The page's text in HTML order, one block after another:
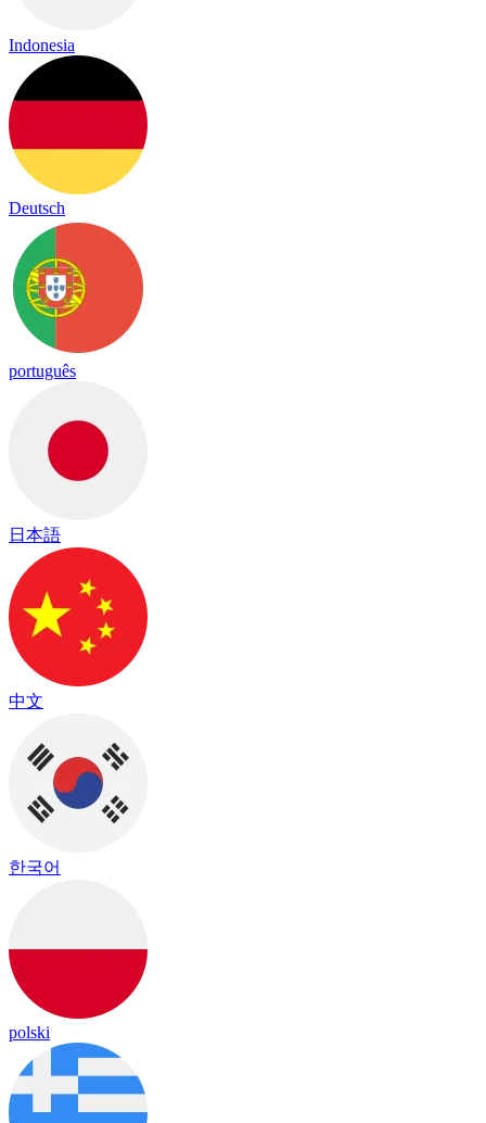
Indonesia
Deutsch
português
日本語
中文
한국어
polski